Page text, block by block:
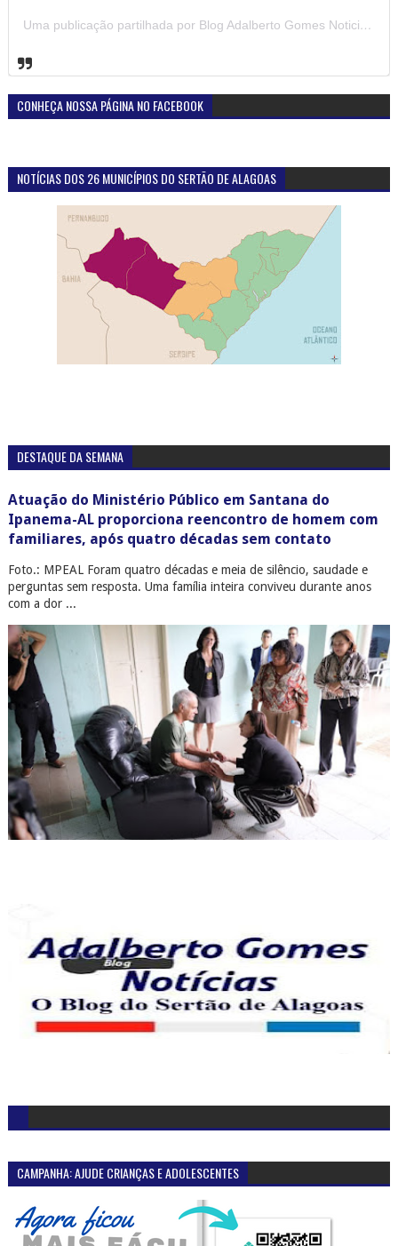
Uma publicação partilhada por Blog Adalberto Gomes Noticias (@blogadalbertogomesnoticiass)
CONHEÇA NOSSA PÁGINA NO FACEBOOK
NOTÍCIAS DOS 26 MUNICÍPIOS DO SERTÃO DE ALAGOAS
DESTAQUE DA SEMANA
Atuação do Ministério Público em Santana do
Ipanema-AL proporciona reencontro de homem com
familiares, após quatro décadas sem contato
Foto.: MPEAL Foram quatro décadas e meia de silêncio, saudade e
perguntas sem resposta. Uma família inteira conviveu durante anos
com a dor ...
CAMPANHA: AJUDE CRIANÇAS E ADOLESCENTES